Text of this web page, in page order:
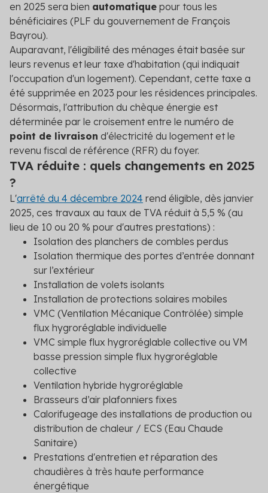
en 2025 sera bien automatique pour tous les
bénéficiaires (PLF du gouvernement de François
Bayrou).
Auparavant, l'éligibilité des ménages était basée sur
leurs revenus et leur taxe d'habitation (qui indiquait
l'occupation d'un logement). Cependant, cette taxe a
été supprimée en 2023 pour les résidences principales.
Désormais, l'attribution du chèque énergie est
déterminée par le croisement entre le numéro de
point de livraison d'électricité du logement et le
revenu fiscal de référence (RFR) du foyer.
TVA réduite : quels changements en 2025
?
L'arrêté du 4 décembre 2024 rend éligible, dès janvier
2025, ces travaux au taux de TVA réduit à 5,5 % (au
lieu de 10 ou 20 % pour d'autres prestations) :
Isolation des planchers de combles perdus
Isolation thermique des portes d’entrée donnant
sur l’extérieur
Installation de volets isolants
Installation de protections solaires mobiles
VMC (Ventilation Mécanique Contrôlée) simple
flux hygroréglable individuelle
VMC simple flux hygroréglable collective ou VM
basse pression simple flux hygroréglable
collective
Ventilation hybride hygroréglable
Brasseurs d’air plafonniers fixes
Calorifugeage des installations de production ou
distribution de chaleur / ECS (Eau Chaude
Sanitaire)
Prestations d'entretien et réparation des
chaudières à très haute performance
énergétique